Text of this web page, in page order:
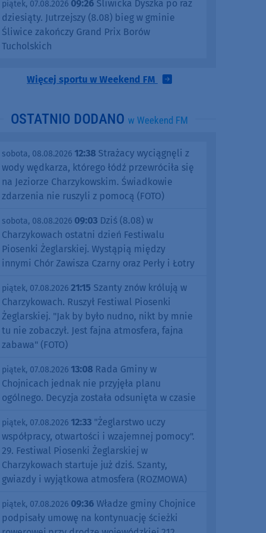
piątek, 07.08.2026 09:26 Śliwicka Dyszka po raz
dziesiąty. Jutrzejszy (8.08) bieg w gminie
Śliwice zakończy Grand Prix Borów
Tucholskich
Więcej sportu w Weekend FM
OSTATNIO DODANO w Weekend FM
sobota, 08.08.2026 12:38 Strażacy wyciągnęli z
wody wędkarza, którego łódź przewróciła się
na Jeziorze Charzykowskim. Świadkowie
zdarzenia nie ruszyli z pomocą (FOTO)
sobota, 08.08.2026 09:03 Dziś (8.08) w
Charzykowach ostatni dzień Festiwalu
Piosenki Żeglarskiej. Wystąpią między
innymi Chór Zawisza Czarny oraz Perły i Łotry
piątek, 07.08.2026 21:15 Szanty znów królują w
Charzykowach. Ruszył Festiwal Piosenki
Żeglarskiej. "Jak by było nudno, nikt by mnie
tu nie zobaczył. Jest fajna atmosfera, fajna
zabawa" (FOTO)
piątek, 07.08.2026 13:08 Rada Gminy w
Chojnicach jednak nie przyjęła planu
ogólnego. Decyzja została odsunięta w czasie
piątek, 07.08.2026 12:33 "Żeglarstwo uczy
współpracy, otwartości i wzajemnej pomocy".
29. Festiwal Piosenki Żeglarskiej w
Charzykowach startuje już dziś. Szanty,
gwiazdy i wyjątkowa atmosfera (ROZMOWA)
piątek, 07.08.2026 09:36 Władze gminy Chojnice
podpisały umowę na kontynuację ścieżki